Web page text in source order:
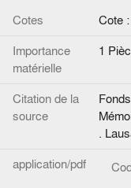
Cotes
Cote
Importance
matérielle
1
Citation de la
source
.
application/pdf